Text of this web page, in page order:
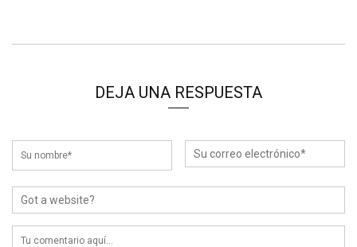
DEJA UNA RESPUESTA